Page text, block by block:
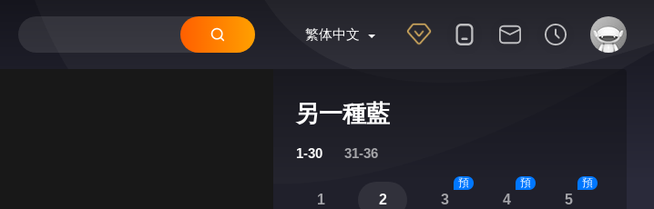
繁体中文
另一種藍
1-30 31-36
1 2 3
預
4
預
5
預